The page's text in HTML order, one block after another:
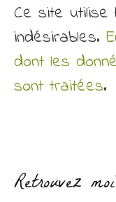
Ce site utilise
indésirables.
dont les
sont traitées.
Retrouvez